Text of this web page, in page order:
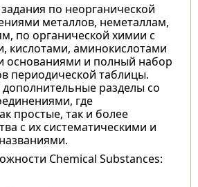
по неорганической
металлов, неметаллам,
по органической химии с
кислотами, аминокислотами
основаниями и полный набор
периодической таблицы.
разделы со
где
простые, так и более
с их систематическими и
Chemical Substances: